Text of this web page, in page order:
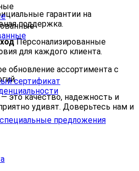
гарантии на
поддержка.
Персонализированные
для каждого клиента.
обновление ассортимента с
это качество, надежность и
удивят. Доверьтесь нам и
сертификат
предложения